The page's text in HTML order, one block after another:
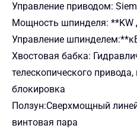
Управление приводом:
Мощность шпинделя: **KW
Управление
Хвостовая бабка:
телескопического
блокировка
Ползун:Сверхмощный
винтовая пара